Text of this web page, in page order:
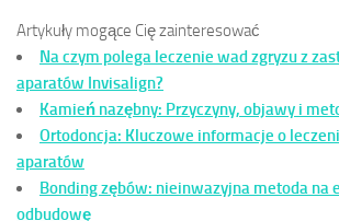
Artykuły mogące Cię zainteresować
Na czym polega leczenie wad zgryzu z
aparatów Invisalign?
Kamień nazębny: Przyczyny, objawy i
Ortodoncja: Kluczowe informacje o
aparatów
Bonding zębów: nieinwazyjna metoda na
odbudowę